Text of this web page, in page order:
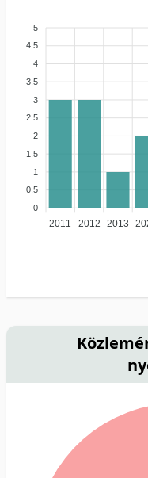
5
4.5
4
3.5
3
2.5
2
1.5
1
0.5
0
2011 2012 2013